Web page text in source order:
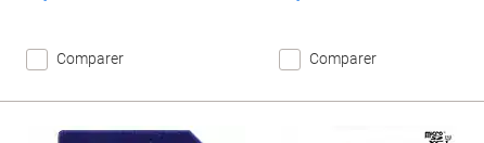
Comparer Comparer